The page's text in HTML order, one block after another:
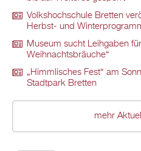
Volkshochschule Bretten
Herbst- und
Museum sucht Leihgaben
Weihnachtsbräuche“
„Himmlisches Fest“ am
Stadtpark Bretten
mehr